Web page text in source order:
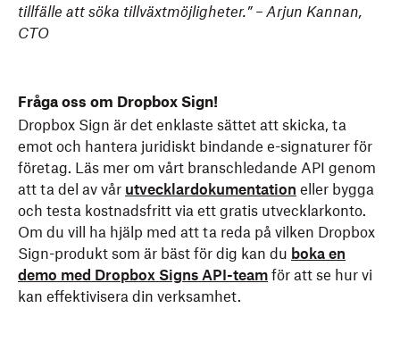
tillfälle att söka tillväxtmöjligheter.” – Arjun Kannan,
CTO
Fråga oss om Dropbox Sign!
Dropbox Sign är det enklaste sättet att skicka, ta
emot och hantera juridiskt bindande e-signaturer för
företag. Läs mer om vårt branschledande API genom
att ta del av vår utvecklardokumentation eller bygga
och testa kostnadsfritt via ett gratis utvecklarkonto.
Om du vill ha hjälp med att ta reda på vilken Dropbox
Sign-produkt som är bäst för dig kan du boka en
demo med Dropbox Signs API-team för att se hur vi
kan effektivisera din verksamhet.